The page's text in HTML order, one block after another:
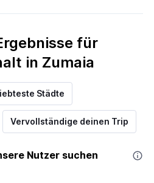
für
in Zumaia
Städte
Vervollständige deinen Trip
Nutzer suchen